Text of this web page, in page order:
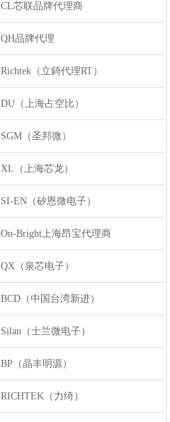
CL芯联品牌代理商
QH品牌代理
Richtek（立錡代理RT）
DU（上海占空比）
SGM（圣邦微）
XL（上海芯龙）
SI-EN（矽恩微电子）
On-Bright上海昂宝代理商
QX（泉芯电子）
BCD（中国台湾新进）
Silan（士兰微电子）
BP（晶丰明源）
RICHTEK（力绮）